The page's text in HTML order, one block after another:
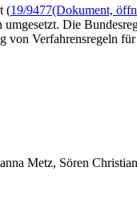
(19/9477(Dokument,
Die
von Verfahrensregeln
Metz, Sören